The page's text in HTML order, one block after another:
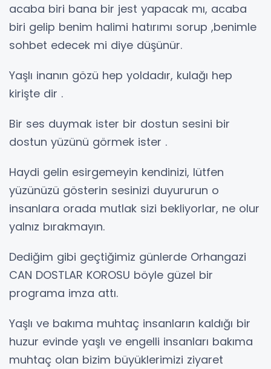
acaba biri bana bir jest yapacak mı, acaba
biri gelip benim halimi hatırımı sorup ,benimle
sohbet edecek mi diye düşünür.
Yaşlı inanın gözü hep yoldadır, kulağı hep
kirişte dir .
Bir ses duymak ister bir dostun sesini bir
dostun yüzünü görmek ister .
Haydi gelin esirgemeyin kendinizi, lütfen
yüzünüzü gösterin sesinizi duyururun o
insanlara orada mutlak sizi bekliyorlar, ne olur
yalnız bırakmayın.
Dediğim gibi geçtiğimiz günlerde Orhangazi
CAN DOSTLAR KOROSU böyle güzel bir
programa imza attı.
Yaşlı ve bakıma muhtaç insanların kaldığı bir
huzur evinde yaşlı ve engelli insanları bakıma
muhtaç olan bizim büyüklerimizi ziyaret